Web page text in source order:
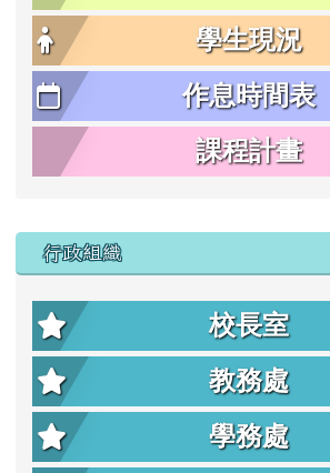
學生現況
作息時間表
課程計畫
行政組織
校長室
教務處
學務處